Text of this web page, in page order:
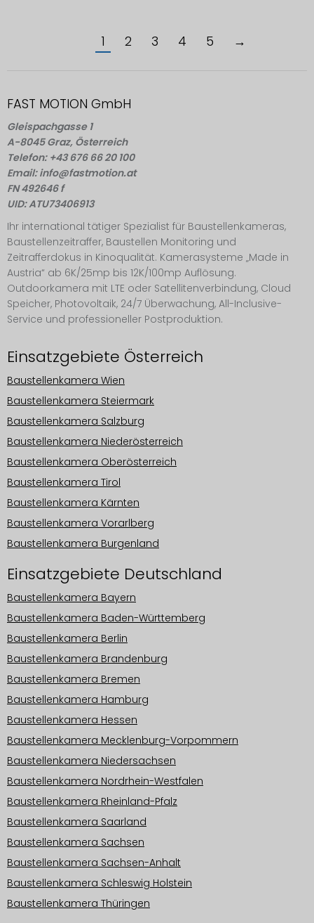
1 2 3 4 5 →
FAST MOTION GmbH
Gleispachgasse 1
A-8045 Graz, Österreich
Telefon: +43 676 66 20 100
Email: info@fastmotion.at
FN 492646 f
UID: ATU73406913
Ihr international tätiger Spezialist für Baustellenkameras,
Baustellenzeitraffer, Baustellen Monitoring und
Zeitrafferdokus in Kinoqualität. Kamerasysteme „Made in
Austria“ ab 6K/25mp bis 12K/100mp Auflösung.
Outdoorkamera mit LTE oder Satellitenverbindung, Cloud
Speicher, Photovoltaik, 24/7 Überwachung, All-Inclusive-
Service und professioneller Postproduktion.
Einsatzgebiete Österreich
Baustellenkamera Wien
Baustellenkamera Steiermark
Baustellenkamera Salzburg
Baustellenkamera Niederösterreich
Baustellenkamera Oberösterreich
Baustellenkamera Tirol
Baustellenkamera Kärnten
Baustellenkamera Vorarlberg
Baustellenkamera Burgenland
Einsatzgebiete Deutschland
Baustellenkamera Bayern
Baustellenkamera Baden-Württemberg
Baustellenkamera Berlin
Baustellenkamera Brandenburg
Baustellenkamera Bremen
Baustellenkamera Hamburg
Baustellenkamera Hessen
Baustellenkamera Mecklenburg-Vorpommern
Baustellenkamera Niedersachsen
Baustellenkamera Nordrhein-Westfalen
Baustellenkamera Rheinland-Pfalz
Baustellenkamera Saarland
Baustellenkamera Sachsen
Baustellenkamera Sachsen-Anhalt
Baustellenkamera Schleswig Holstein
Baustellenkamera Thüringen